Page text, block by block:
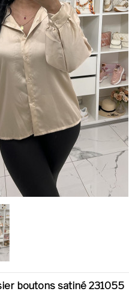
boutons satiné 231055